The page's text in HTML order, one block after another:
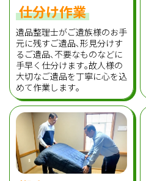
仕分け作業
遺品整理士がご遺族様のお手
元に残すご遺品､形見分けす
るご遺品､不要なものなどに
手早く仕分けます｡故人様の
大切なご遺品を丁寧に心を込
めて作業します｡